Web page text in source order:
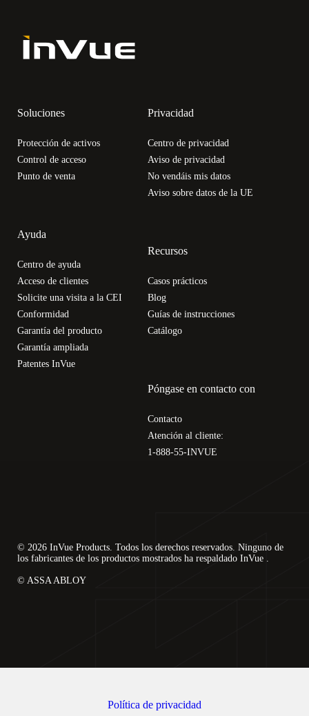
Soluciones
Protección de activos
Control de acceso
Punto de venta
Ayuda
Centro de ayuda
Acceso de clientes
Solicite una visita a la CEI
Conformidad
Garantía del producto
Garantía ampliada
Patentes InVue
Privacidad
Centro de privacidad
Aviso de privacidad
No vendáis mis datos
Aviso sobre datos de la UE
Recursos
Casos prácticos
Blog
Guías de instrucciones
Catálogo
Póngase en contacto con
Contacto
Atención al cliente:
1-888-55-INVUE
© 2026 InVue Products. Todos los derechos reservados. Ninguno de
los fabricantes de los productos mostrados ha respaldado InVue .
© ASSA ABLOY
Política de privacidad